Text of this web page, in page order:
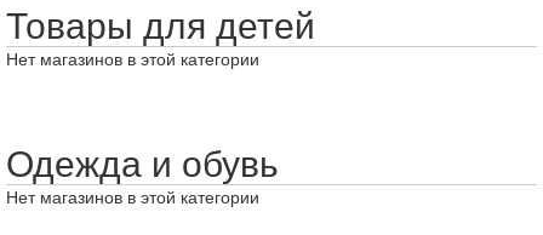
Товары для детей
Нет магазинов в этой категории
Одежда и обувь
Нет магазинов в этой категории